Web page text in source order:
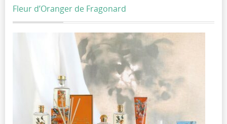
Fleur d’Oranger de Fragonard